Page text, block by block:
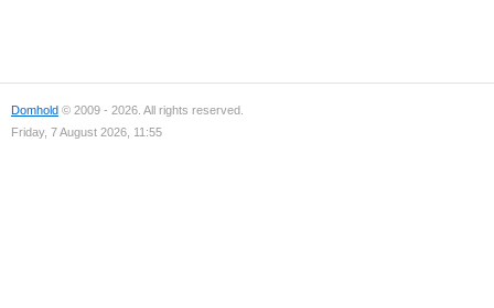
Domhold © 2009 - 2026. All rights reserved.
Friday, 7 August 2026, 11:55